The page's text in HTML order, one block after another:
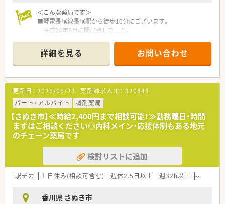
＜こんな薬局です＞
■琴電長尾線長尾駅から徒歩10分にございます。
平成24年6月に開局致しました。
です。複数店舗展開しているため応援体制も整っています。
■白い外観で、青いラインの入っている三角の看板が目印です。
■一般医薬品の取り扱いも多数ございます。
■近隣には、スーパーマルナカもございますので、
お仕事終わりのお買い物にも大変便利です。
＜業務内容＞
■整形外科の処方箋がメインです。
近隣クリニックの他、香川大学附属病院、さぬき市民病院など
多くの施設の処方箋にも対応しています。
在宅にも積極的に取り組みしています。
■処方箋は60枚/日程度です。
■薬剤師は常勤2名、パート1在籍しています。
＜研修制度＞
各種勉強会や社内研究発表会、更にe-Learningシステムまで
導入しており、
詳細を見る お問い合わせ
更新日： 2026/06/23 薬剤師求人ID： 320848
パート・アルバイト
調剤薬局
【さぬき市】≪時給2,400円まで相談可能！≫勤務曜日・時間
まずはご相談ください◎内科メイン・応援体制もある地元
のチェーン薬局です
検討リストに追加
駅チカ 土日休み(相談可含む) 週休2.5日以上 週32h以上 ブランク
香川県 さぬき市